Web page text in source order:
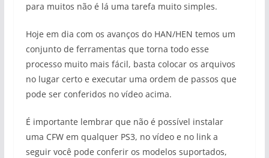
para muitos não é lá uma tarefa muito simples.
Hoje em dia com os avanços do HAN/HEN temos um
conjunto de ferramentas que torna todo esse
processo muito mais fácil, basta colocar os arquivos
no lugar certo e executar uma ordem de passos que
pode ser conferidos no vídeo acima.
É importante lembrar que não é possível instalar
uma CFW em qualquer PS3, no vídeo e no link a
seguir você pode conferir os modelos suportados,